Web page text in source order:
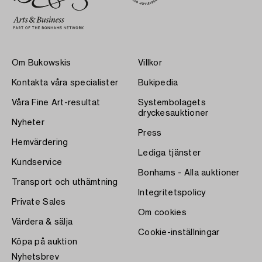
Om Bukowskis
Kontakta våra specialister
Våra Fine Art-resultat
Nyheter
Hemvärdering
Kundservice
Transport och uthämtning
Private Sales
Värdera & sälja
Köpa på auktion
Villkor
Bukipedia
Systembolagets
dryckesauktioner
Press
Lediga tjänster
Bonhams - Alla auktioner
Integritetspolicy
Om cookies
Cookie-inställningar
Nyhetsbrev